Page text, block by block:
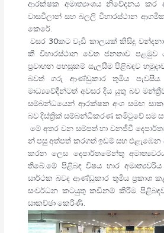
ආරක්ෂක අමාත්‍යාංශය නිවේදනය
වාසවිලාන් සහ බලලි විහාරස්ථාන
කෙරේ.
වසර 30කට වැඩි කාලයක් කිසිදු
කී විහාරස්ථාන වෙත ජනතාව පළමුව
ප්‍රවාහන පහසුකම් සැලසීම පිළිබඳව
බවත් ගරු ආණ්ඩුකාර තුමිය
මාධ්‍යවේදීන්ටත් අවසර දිය යුතු බව
සම්බන්ධයෙන් ආරක්ෂක අංශ සමඟ
බව දිස්ත්‍රික් සම්බන්ධීකරණ කමිටුවේ සම
මේ අතර වන සම්පත් හා වනජීවී
න් පසු අත්පත් කරගත් ඉඩම් සහ එළැඹෙන
කරන ලෙස දෙපාර්තමේන්තු
තිබේ.මේ පිළිබඳ විෂය භාර
සාර්ථක බවද ආණ්ඩුකාර තුමිය ප්‍රකාශ
සංවර්ධන කටයුතු කඩිනම් කිරීම
සාකච්ඡා කෙරිණි.